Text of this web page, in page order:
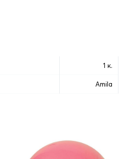
1 κ.
Amila